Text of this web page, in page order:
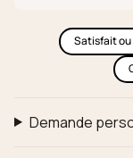
Satisfait ou
Demande